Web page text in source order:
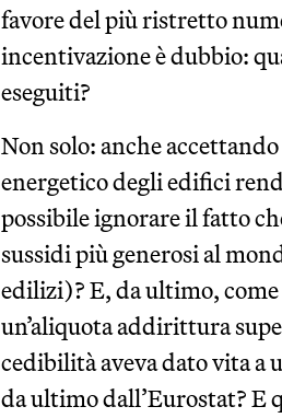
favore del più ristretto
incentivazione è dubbio:
eseguiti?
Non solo: anche
energetico degli edifici
possibile ignorare il fatto
sussidi più generosi al
edilizi)? E, da ultimo,
un’aliquota addirittura
cedibilità aveva dato vita a
da ultimo dall’Eurostat? E